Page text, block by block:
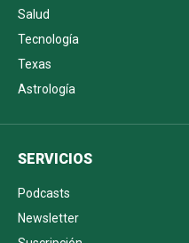
Salud
Tecnología
Texas
Astrología
SERVICIOS
Podcasts
Newsletter